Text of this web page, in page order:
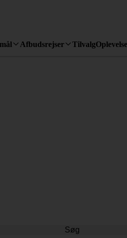
Afbudsrejser Tilvalg
Søg